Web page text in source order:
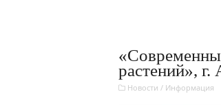
растений»,
Новости / Информация